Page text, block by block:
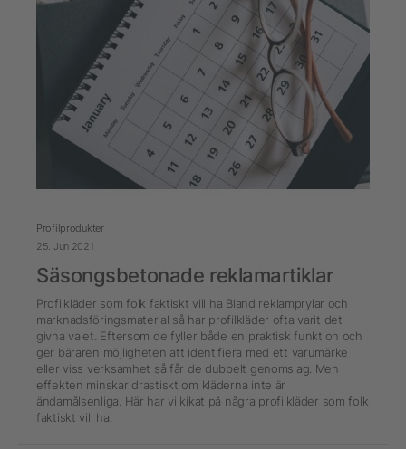
Profilprodukter
25. Jun 2021
Säsongsbetonade reklamartiklar
Profilkläder som folk faktiskt vill ha Bland reklamprylar och
marknadsföringsmaterial så har profilkläder ofta varit det
givna valet. Eftersom de fyller både en praktisk funktion och
ger bäraren möjligheten att identifiera med ett varumärke
eller viss verksamhet så får de dubbelt genomslag. Men
effekten minskar drastiskt om kläderna inte är
ändamålsenliga. Här har vi kikat på några profilkläder som folk
faktiskt vill ha.